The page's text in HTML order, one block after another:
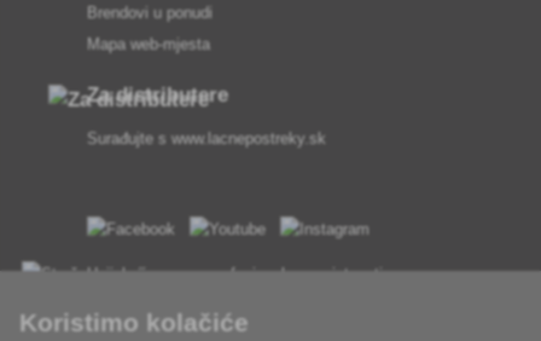
Brendovi u ponudi
Mapa web-mjesta
Za distributere
Surađujte s www.lacnepostreky.sk
Uvijek ćemo vas profesionalno savjetovati
Reklamacije obrađujemo u roku od 24 sata
Koristimo kolačiće